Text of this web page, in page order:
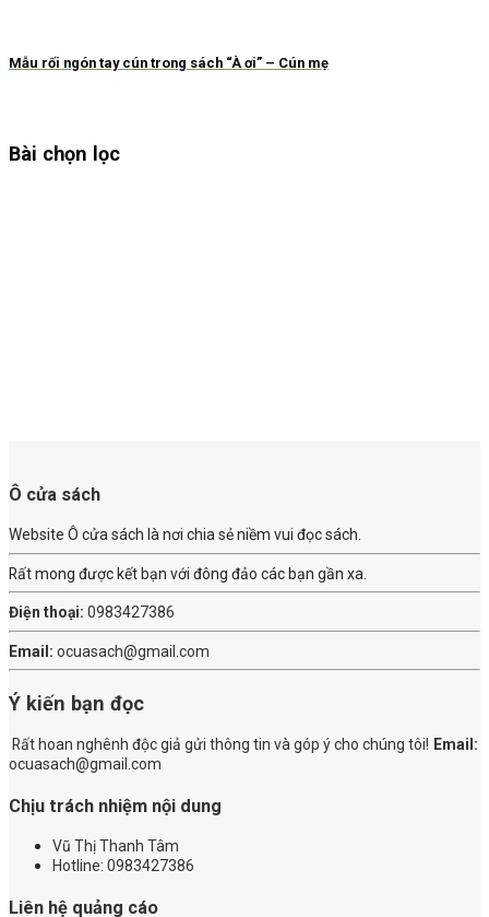
Mẫu rối ngón tay cún trong sách “À ơi” – Cún mẹ
Bài chọn lọc
Ô cửa sách
Website Ô cửa sách là nơi chia sẻ niềm vui đọc sách.
Rất mong được kết bạn với đông đảo các bạn gần xa.
Điện thoại: 0983427386
Email: ocuasach@gmail.com
Ý kiến bạn đọc
Rất hoan nghênh độc giả gửi thông tin và góp ý cho chúng tôi! Email:
ocuasach@gmail.com
Chịu trách nhiệm nội dung
Vũ Thị Thanh Tâm
Hotline: 0983427386
Liên hệ quảng cáo